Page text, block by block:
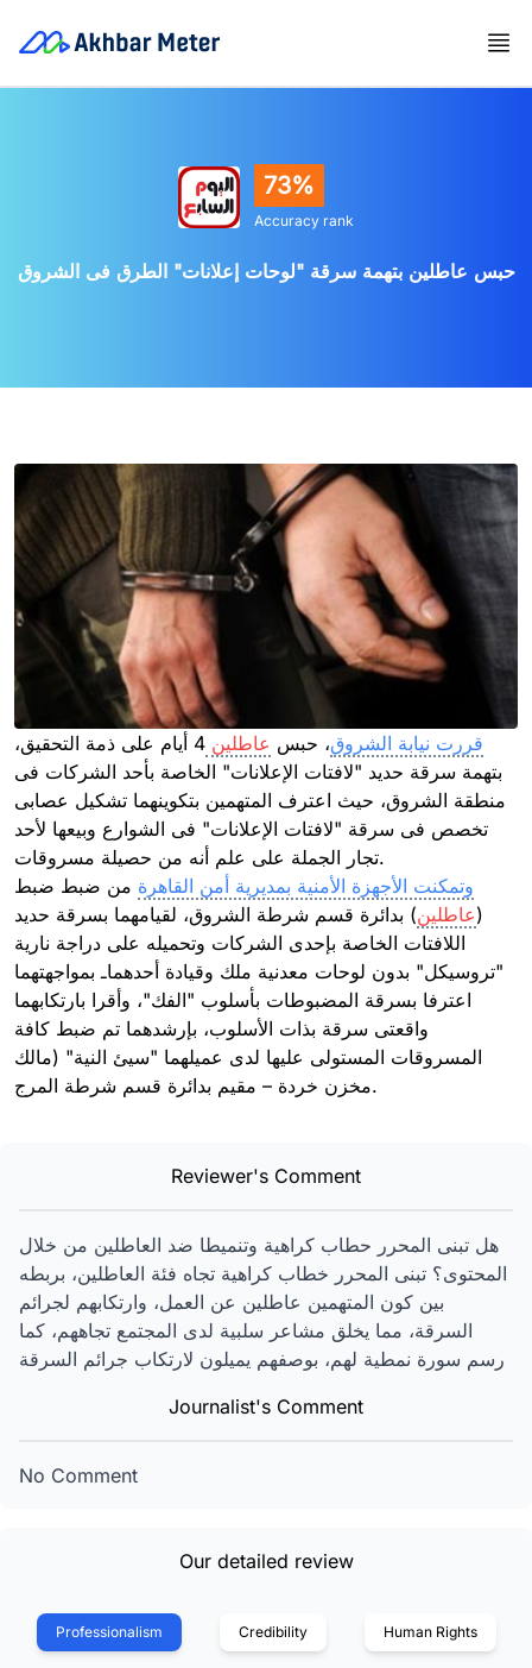
73%
Accuracy rank
حبس عاطلين بتهمة سرقة "لوحات إعلانات" الطرق فى الشروق
قررت نيابة الشروق، حبس عاطلين
4 أيام على ذمة التحقيق،
بتهمة سرقة حديد "لافتات الإعلانات" الخاصة بأحد الشركات فى
منطقة الشروق، حيث اعترف المتهمين بتكوينهما تشكيل عصابى
تخصص فى سرقة "لافتات الإعلانات" فى الشوارع وبيعها لأحد
تجار الجملة على علم أنه من حصيلة مسروقات.
وتمكنت الأجهزة الأمنية بمديرية أمن القاهرة من ضبط ضبط
(عاطلين) بدائرة قسم شرطة الشروق، لقيامهما بسرقة حديد
اللافتات الخاصة بإحدى الشركات وتحميله على دراجة نارية
"تروسيكل" بدون لوحات معدنية ملك وقيادة أحدهماـ بمواجهتهما
اعترفا بسرقة المضبوطات بأسلوب "الفك"، وأقرا بارتكابهما
واقعتى سرقة بذات الأسلوب، بإرشدهما تم ضبط كافة
المسروقات المستولى عليها لدى عميلهما "سيئ النية" (مالك
مخزن خردة – مقيم بدائرة قسم شرطة المرج.
Reviewer's Comment
هل تبنى المحرر حطاب كراهية وتنميطا ضد العاطلين من خلال
المحتوى؟ تبنى المحرر خطاب كراهية تجاه فئة العاطلين، بربطه
بين كون المتهمين عاطلين عن العمل، وارتكابهم لجرائم
السرقة، مما يخلق مشاعر سلبية لدى المجتمع تجاههم، كما
رسم سورة نمطية لهم، بوصفهم يميلون لارتكاب جرائم السرقة
Journalist's Comment
No Comment
Our detailed review
Professionalism Credibility Human Rights